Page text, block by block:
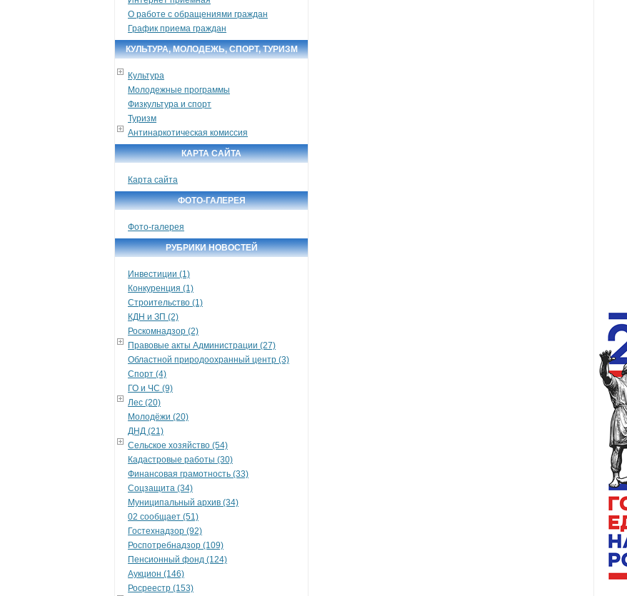
О работе с обращениями граждан
График приема граждан
КУЛЬТУРА, МОЛОДЕЖЬ, СПОРТ, ТУРИЗМ
Культура
Молодежные программы
Физкультура и спорт
Туризм
Антинаркотическая комиссия
КАРТА САЙТА
Карта сайта
ФОТО-ГАЛЕРЕЯ
Фото-галерея
РУБРИКИ НОВОСТЕЙ
Инвестиции (1)
Конкуренция (1)
Строительство (1)
КДН и ЗП (2)
Роскомнадзор (2)
Правовые акты Администрации (27)
Областной природоохранный центр (3)
Спорт (4)
ГО и ЧС (9)
Лес (20)
Молодёжи (20)
ДНД (21)
Сельское хозяйство (54)
Кадастровые работы (30)
Финансовая грамотность (33)
Соцзащита (34)
Муниципальный архив (34)
02 сообщает (51)
Гостехнадзор (92)
Роспотребнадзор (109)
Пенсионный фонд (124)
Аукцион (146)
Росреестр (153)